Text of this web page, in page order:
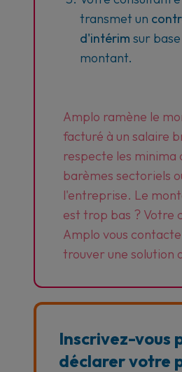
transmet un
d'intérim sur
montant.
Amplo ramène le
facturé à un salaire
respecte les minima
barèmes sectoriels
l'entreprise. Le
est trop bas ? Votre
Amplo vous
trouver une solution
Inscrivez-vous
déclarer votre